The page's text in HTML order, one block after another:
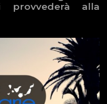
provvederà alla